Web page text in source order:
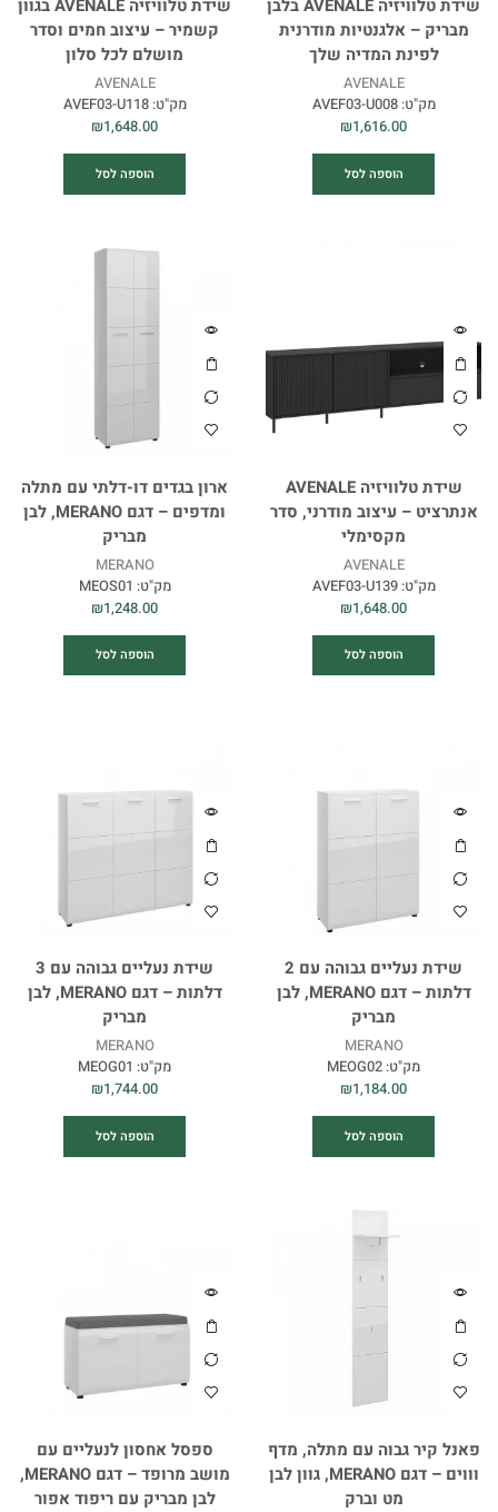
שידת טלוויזיה AVENALE בלבן
מבריק – אלגנטיות מודרנית
לפינת המדיה שלך
AVENALE
מק"ט:AVEF03-U008
₪1,616.00
הוספה לסל
שידת טלוויזיה AVENALE בגוון
קשמיר – עיצוב חמים וסדר
מושלם לכל סלון
AVENALE
מק"ט:AVEF03-U118
₪1,648.00
הוספה לסל
שידת טלוויזיה AVENALE
אנתרציט – עיצוב מודרני, סדר
מקסימלי
AVENALE
מק"ט:AVEF03-U139
₪1,648.00
הוספה לסל
ארון בגדים דו-דלתי עם מתלה
ומדפים – דגם MERANO, לבן
מבריק
MERANO
מק"ט: MEOS01
₪1,248.00
הוספה לסל
שידת נעליים גבוהה עם 2
דלתות – דגם MERANO, לבן
מבריק
MERANO
מק"ט: MEOG02
₪1,184.00
הוספה לסל
שידת נעליים גבוהה עם 3
דלתות – דגם MERANO, לבן
מבריק
MERANO
מק"ט: MEOG01
₪1,744.00
הוספה לסל
פאנל קיר גבוה עם מתלה, מדף
וווים – דגם MERANO, גוון לבן
מט וברק
ספסל אחסון לנעליים עם
מושב מרופד – דגם MERANO,
לבן מבריק עם ריפוד אפור